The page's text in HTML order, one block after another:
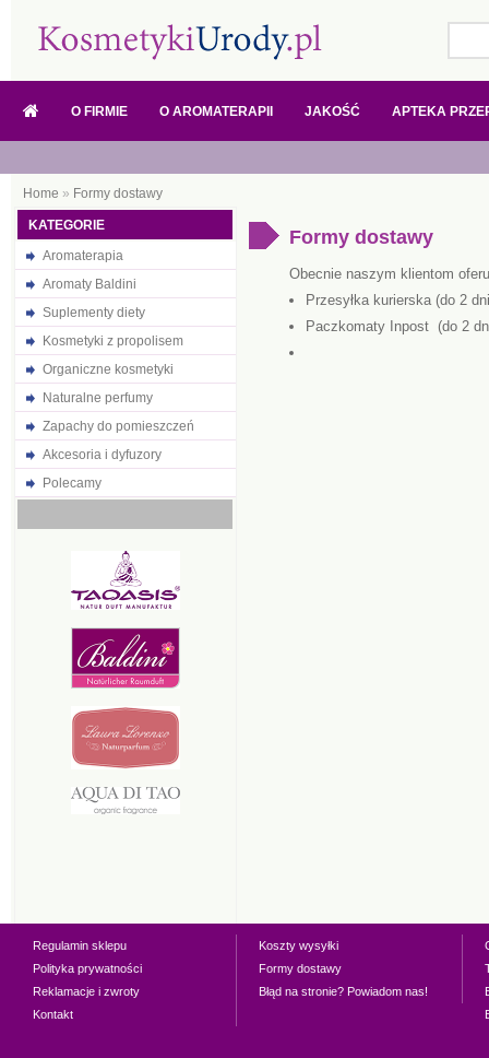
O FIRMIE O AROMATERAPII JAKOŚĆ APTEKA
Home » Formy dostawy
KATEGORIE
Aromaterapia
Aromaty Baldini
Suplementy diety
Kosmetyki z propolisem
Organiczne kosmetyki
Naturalne perfumy
Zapachy do pomieszczeń
Akcesoria i dyfuzory
Polecamy
Formy dostawy
Obecnie naszym klientom
Przesyłka kurierska (do 2
Paczkomaty Inpost (do 2
Regulamin sklepu
Polityka prywatności
Reklamacje i zwroty
Kontakt
Koszty wysyłki
Formy dostawy
Błąd na stronie? Powiadom nas!